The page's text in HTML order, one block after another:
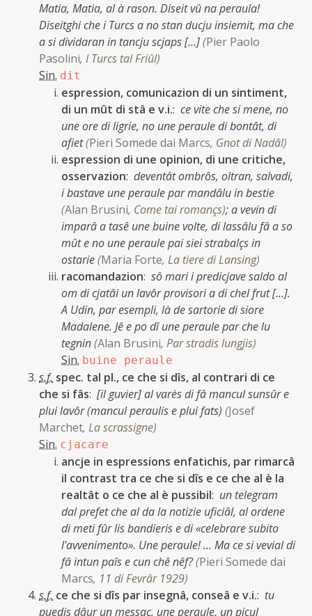
Matia, Matia, al à rason. Diseit vû na peraula!
Diseitghi che i Turcs a no stan ducju insiemit, ma che
a si dividaran in tancju scjaps […](Pier Paolo
Pasolini, I Turcs tal Friûl)
Sin. dit
espression, comunicazion di un sintiment,
di un mût di stâ e v.i.: ce vite che si mene, no
une ore di ligrie, no une peraule di bontât, di
afiet(Pieri Somede dai Marcs, Gnot di Nadâl)
espression di une opinion, di une critiche,
osservazion: deventât ombrôs, oltran, salvadi,
i bastave une peraule par mandâlu in bestie
(Alan Brusini, Come tai romançs);a vevin di
imparâ a tasê une buine volte, di lassâlu fâ a so
mût e no une peraule pai siei strabalçs in
ostarie(Maria Forte, La tiere di Lansing)
racomandazion: sô mari i predicjave saldo al
om di cjatâi un lavôr provisori a di chel frut […].
A Udin, par esempli, là de sartorie di siore
Madalene. Jê e po dî une peraule par che lu
tegnin(Alan Brusini, Par stradis lungjis)
Sin. buine peraule
s.f. spec. tal pl., ce che si dîs, al contrari di ce
che si fâs: [il guvier] al varès di fâ mancul sunsûr e
plui lavôr (mancul peraulis e plui fats) (Josef
Marchet, La scrassigne)
Sin. cjacare
ancje in espressions enfatichis, par rimarcâ
il contrast tra ce che si dîs e ce che al è la
realtât o ce che al è pussibil: un telegram
dal prefet che al da la notizie uficiâl, al ordene
di meti fûr lis bandieris e di «celebrare subito
l'avvenimento». Une peraule! … Ma ce si vevial di
fâ intun paîs e cun chê nêf?(Pieri Somede dai
Marcs, 11 di Fevrâr 1929)
s.f. ce che si dîs par insegnâ, conseâ e v.i.: tu
puedis dâur un messaç, une peraule, un piçul